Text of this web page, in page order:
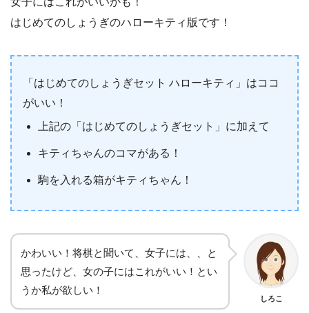
はじめてのしょうぎのハローキティ版です！
「はじめてのしょうぎセット ハローキティ」はココ
がいい！
上記の「はじめてのしょうぎセット」に加えて
キティちゃんのコマがある！
駒を入れる箱がキティちゃん！
かわいい！将棋と聞いて、女子には、、と
思ったけど、女の子にはこれがいい！とい
うか私が欲しい！
しろこ